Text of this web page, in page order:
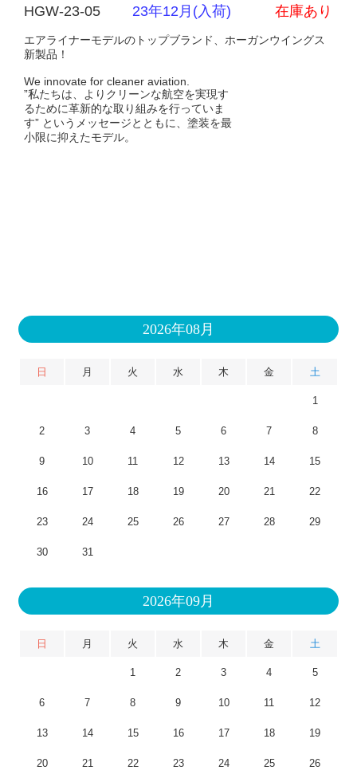
HGW-23-05 23年12月(入荷) 在庫あり
エアライナーモデルのトップブランド、ホーガンウイングス
新製品！
We innovate for cleaner aviation.
”私たちは、よりクリーンな航空を実現す
るために革新的な取り組みを行っていま
す” というメッセージとともに、塗装を最
小限に抑えたモデル。
2026年08月
日 月 火 水 木 金 土
1
2 3 4 5 6 7 8
9 10 11 12 13 14 15
16 17 18 19 20 21 22
23 24 25 26 27 28 29
30 31
2026年09月
日 月 火 水 木 金 土
1 2 3 4 5
6 7 8 9 10 11 12
13 14 15 16 17 18 19
20 21 22 23 24 25 26